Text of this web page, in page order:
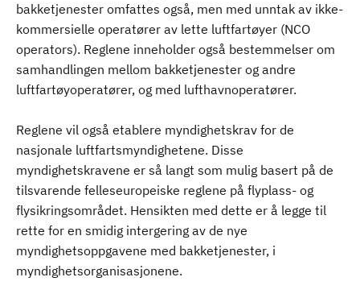
bakketjenester omfattes også, men med unntak av ikke-
kommersielle operatører av lette luftfartøyer (NCO
operators). Reglene inneholder også bestemmelser om
samhandlingen mellom bakketjenester og andre
luftfartøyoperatører, og med lufthavnoperatører.
Reglene vil også etablere myndighetskrav for de
nasjonale luftfartsmyndighetene. Disse
myndighetskravene er så langt som mulig basert på de
tilsvarende felleseuropeiske reglene på flyplass- og
flysikringsområdet. Hensikten med dette er å legge til
rette for en smidig intergering av de nye
myndighetsoppgavene med bakketjenester, i
myndighetsorganisasjonene.